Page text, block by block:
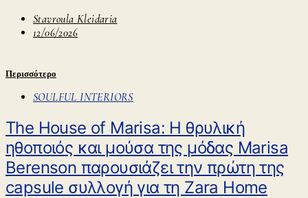
Stavroula Kleidaria
12/06/2026
Περισσότερο
SOULFUL INTERIORS
The House of Marisa: Η θρυλική
ηθοποιός και μούσα της μόδας Marisa
Berenson παρουσιάζει την πρώτη της
capsule συλλογή για τη Zara Home